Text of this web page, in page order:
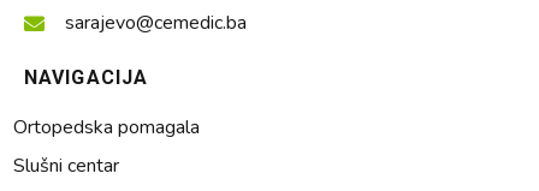
sarajevo@cemedic.ba
NAVIGACIJA
Ortopedska pomagala
Slušni centar